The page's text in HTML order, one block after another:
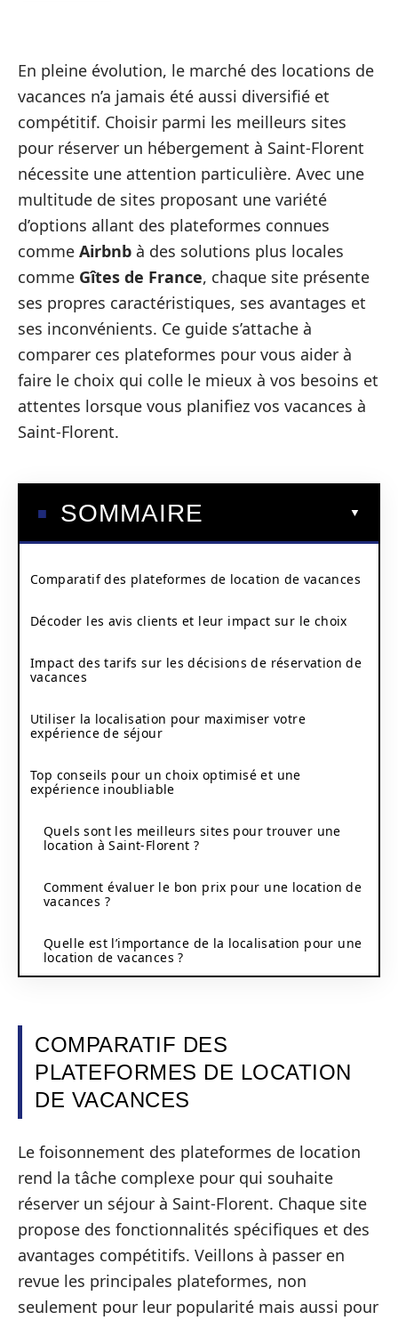
En pleine évolution, le marché des locations de
vacances n’a jamais été aussi diversifié et
compétitif. Choisir parmi les meilleurs sites
pour réserver un hébergement à Saint-Florent
nécessite une attention particulière. Avec une
multitude de sites proposant une variété
d’options allant des plateformes connues
comme Airbnb à des solutions plus locales
comme Gîtes de France, chaque site présente
ses propres caractéristiques, ses avantages et
ses inconvénients. Ce guide s’attache à
comparer ces plateformes pour vous aider à
faire le choix qui colle le mieux à vos besoins et
attentes lorsque vous planifiez vos vacances à
Saint-Florent.
SOMMAIRE
Comparatif des plateformes de location de vacances
Décoder les avis clients et leur impact sur le choix
Impact des tarifs sur les décisions de réservation de
vacances
Utiliser la localisation pour maximiser votre
expérience de séjour
Top conseils pour un choix optimisé et une
expérience inoubliable
Quels sont les meilleurs sites pour trouver une
location à Saint-Florent ?
Comment évaluer le bon prix pour une location de
vacances ?
Quelle est l’importance de la localisation pour une
location de vacances ?
COMPARATIF DES
PLATEFORMES DE LOCATION
DE VACANCES
Le foisonnement des plateformes de location
rend la tâche complexe pour qui souhaite
réserver un séjour à Saint-Florent. Chaque site
propose des fonctionnalités spécifiques et des
avantages compétitifs. Veillons à passer en
revue les principales plateformes, non
seulement pour leur popularité mais aussi pour